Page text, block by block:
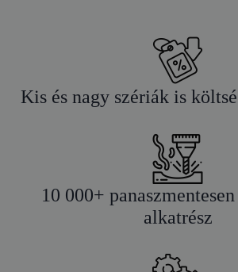
Kis és nagy szériák is
10 000+
alkatrész